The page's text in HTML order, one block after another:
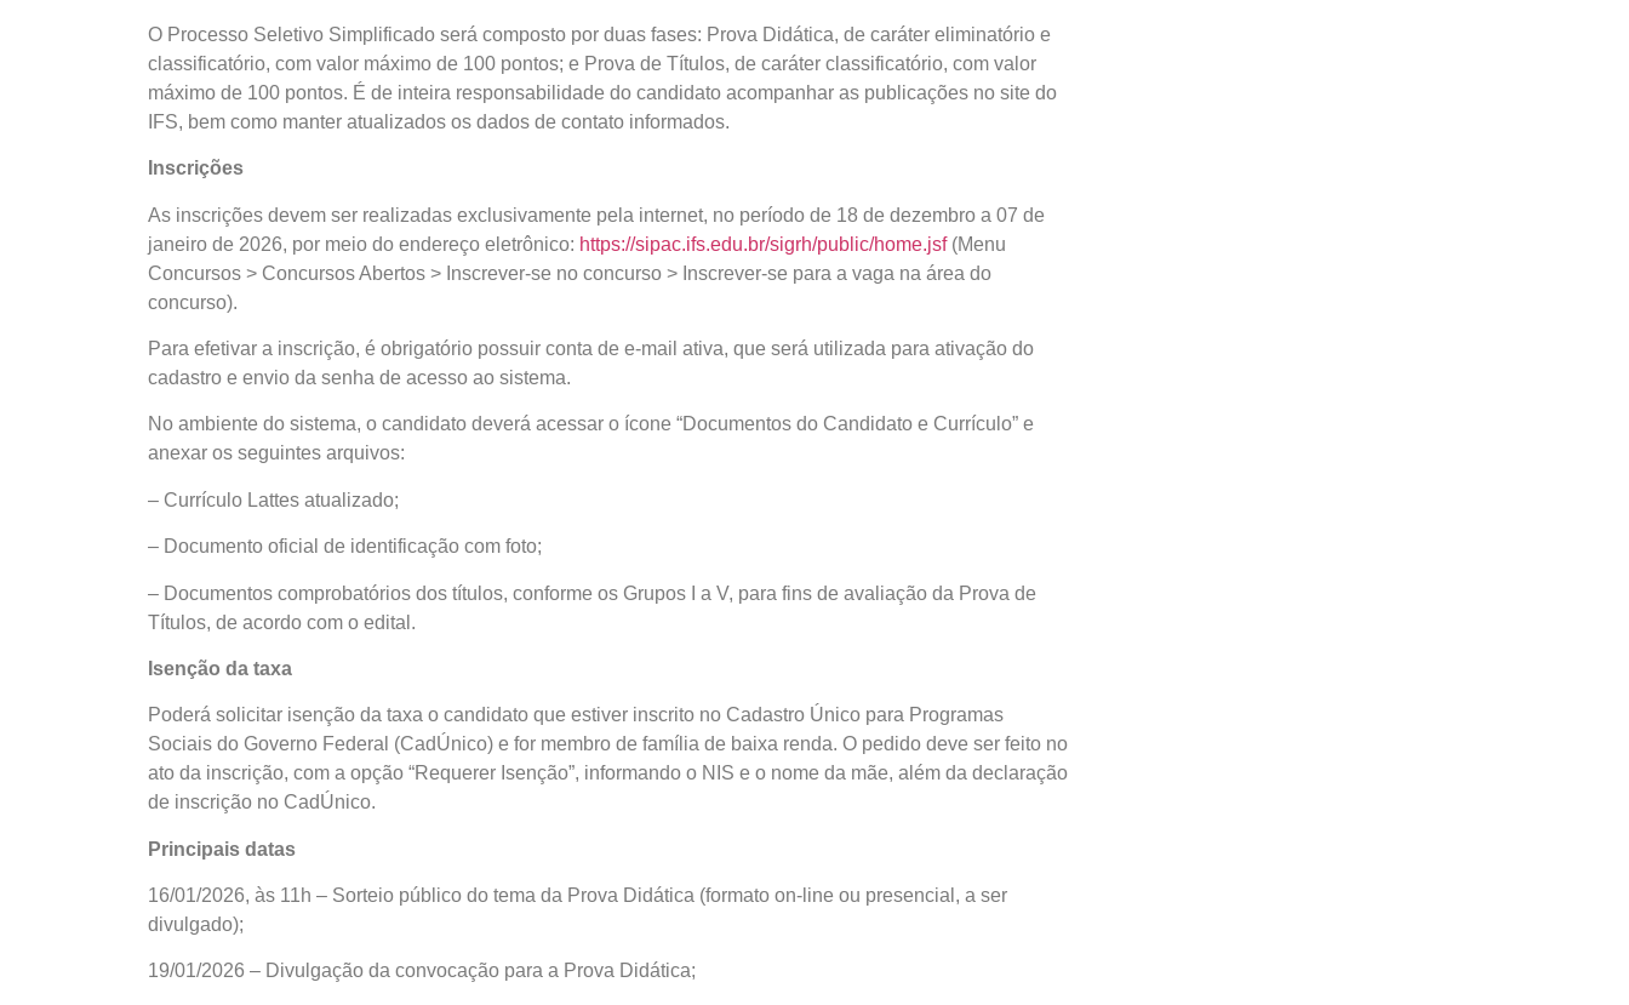
O Processo Seletivo Simplificado será composto por duas fases: Prova Didática, de caráter eliminatório e
classificatório, com valor máximo de 100 pontos; e Prova de Títulos, de caráter classificatório, com valor
máximo de 100 pontos. É de inteira responsabilidade do candidato acompanhar as publicações no site do
IFS, bem como manter atualizados os dados de contato informados.
Inscrições
As inscrições devem ser realizadas exclusivamente pela internet, no período de 18 de dezembro a 07 de
janeiro de 2026, por meio do endereço eletrônico: https://sipac.ifs.edu.br/sigrh/public/home.jsf(Menu
Concursos > Concursos Abertos > Inscrever-se no concurso > Inscrever-se para a vaga na área do
concurso).
Para efetivar a inscrição, é obrigatório possuir conta de e-mail ativa, que será utilizada para ativação do
cadastro e envio da senha de acesso ao sistema.
No ambiente do sistema, o candidato deverá acessar o ícone “Documentos do Candidato e Currículo” e
anexar os seguintes arquivos:
– Currículo Lattes atualizado;
– Documento oficial de identificação com foto;
– Documentos comprobatórios dos títulos, conforme os Grupos I a V, para fins de avaliação da Prova de
Títulos, de acordo com o edital.
Isenção da taxa
Poderá solicitar isenção da taxa o candidato que estiver inscrito no Cadastro Único para Programas
Sociais do Governo Federal (CadÚnico) e for membro de família de baixa renda. O pedido deve ser feito no
ato da inscrição, com a opção “Requerer Isenção”, informando o NIS e o nome da mãe, além da declaração
de inscrição no CadÚnico.
Principais datas
16/01/2026, às 11h – Sorteio público do tema da Prova Didática (formato on-line ou presencial, a ser
divulgado);
19/01/2026 – Divulgação da convocação para a Prova Didática;